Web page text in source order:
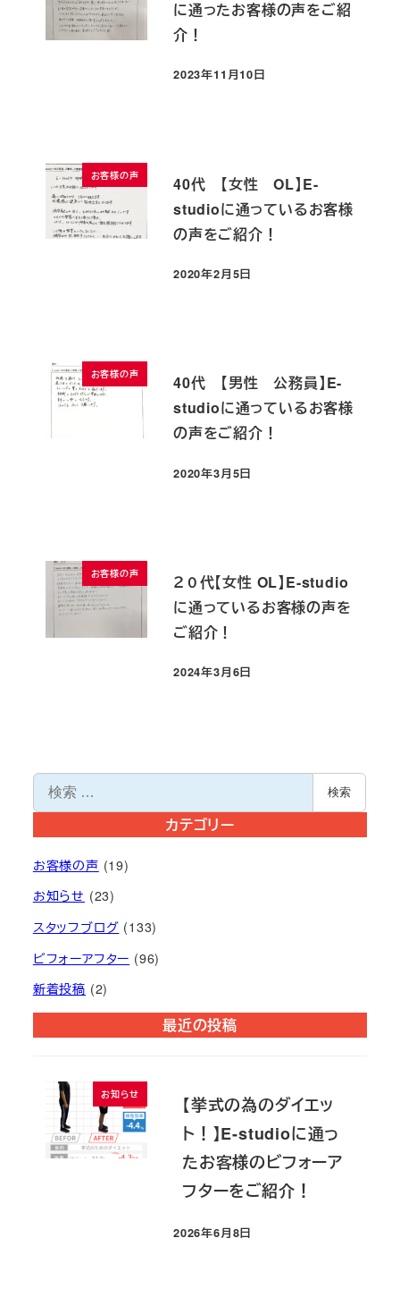
に通ったお客様の声をご紹
介！
投稿日
2023年11月10日
お客様の声
40代 【女性 OL】E-
studioに通っているお客様
の声をご紹介！
投稿日
2020年2月5日
お客様の声
40代 【男性 公務員】E-
studioに通っているお客様
の声をご紹介！
投稿日
2020年3月5日
お客様の声
２０代【女性 OL】E-studio
に通っているお客様の声を
ご紹介！
投稿日
2024年3月6日
検
索
検索
カテゴリー
お客様の声 (19)
お知らせ (23)
スタッフブログ (133)
ビフォーアフター (96)
新着投稿 (2)
最近の投稿
お知らせ
【挙式の為のダイエッ
ト！】E-studioに通っ
たお客様のビフォーア
フターをご紹介！
投稿日
2026年6月8日